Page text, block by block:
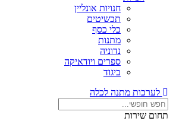
חנויות אונליין
תכשיטים
כלי כסף
מתנות
נדוניה
ספרים ויודאיקה
ביגוד
לערכות מתנה לכלה
תחום שירות